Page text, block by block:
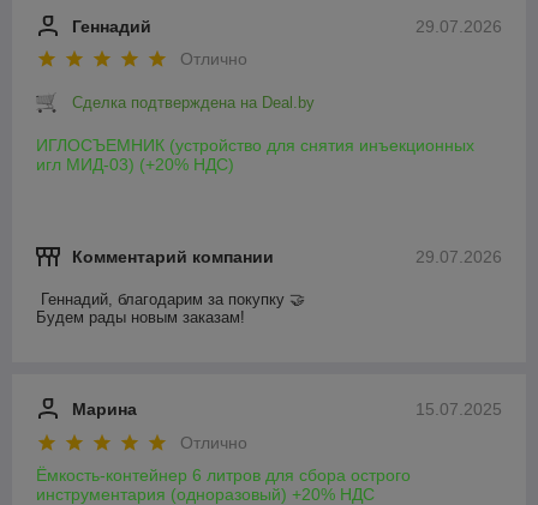
29.07.2026
Геннадий
Отлично
Сделка подтверждена на Deal.by
ИГЛОСЪЕМНИК (устройство для снятия инъекционных
игл МИД-03) (+20% НДС)
29.07.2026
Комментарий компании
Геннадий, благодарим за покупку 🤝
Будем рады новым заказам!
15.07.2025
Марина
Отлично
Ёмкость-контейнер 6 литров для сбора острого
инструментария (одноразовый) +20% НДС